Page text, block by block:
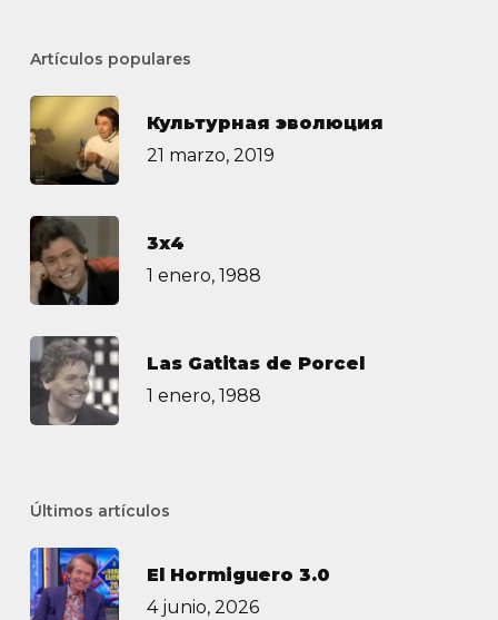
Artículos populares
Культурная эволюция
21 marzo, 2019
3х4
1 enero, 1988
Las Gatitas de Porcel
1 enero, 1988
Últimos artículos
El Hormiguero 3.0
4 junio, 2026